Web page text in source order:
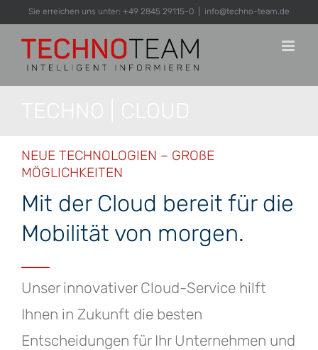
Inhalt
springen
Sie erreichen uns unter: +49 2845 29115-0 info@techno-team.de
NEUE TECHNOLOGIEN – GROßE
MÖGLICHKEITEN
Mit der Cloud bereit für die
Mobilität von morgen.
Unser innovativer Cloud-Service hilft
Ihnen in Zukunft die besten
Entscheidungen für Ihr Unternehmen und